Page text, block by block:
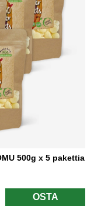
500g x 5 pakettia
OSTA